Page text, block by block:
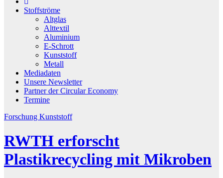
Stoffströme
Altglas
Alttextil
Aluminium
E-Schrott
Kunststoff
Metall
Mediadaten
Unsere Newsletter
Partner der Circular Economy
Termine
Forschung Kunststoff
RWTH erforscht
Plastikrecycling mit Mikroben